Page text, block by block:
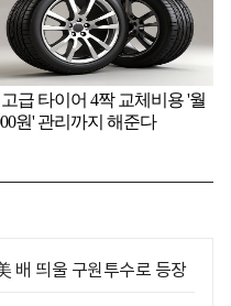
배 띄울 구원투수로 등장